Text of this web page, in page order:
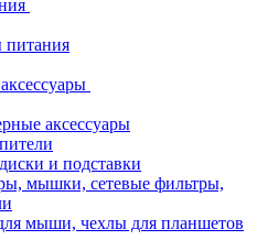
аксессуары
и подставки
мышки, сетевые фильтры,
мыши, чехлы для планшетов